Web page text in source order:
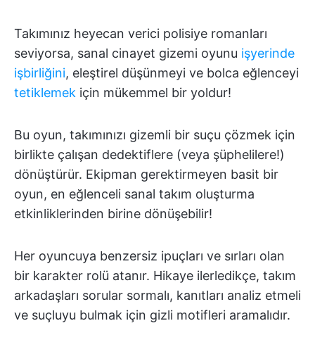
Takımınız heyecan verici polisiye romanları
seviyorsa, sanal cinayet gizemi oyunu işyerinde
işbirliğini, eleştirel düşünmeyi ve bolca eğlenceyi
tetiklemek için mükemmel bir yoldur!
Bu oyun, takımınızı gizemli bir suçu çözmek için
birlikte çalışan dedektiflere (veya şüphelilere!)
dönüştürür. Ekipman gerektirmeyen basit bir
oyun, en eğlenceli sanal takım oluşturma
etkinliklerinden birine dönüşebilir!
Her oyuncuya benzersiz ipuçları ve sırları olan
bir karakter rolü atanır. Hikaye ilerledikçe, takım
arkadaşları sorular sormalı, kanıtları analiz etmeli
ve suçluyu bulmak için gizli motifleri aramalıdır.